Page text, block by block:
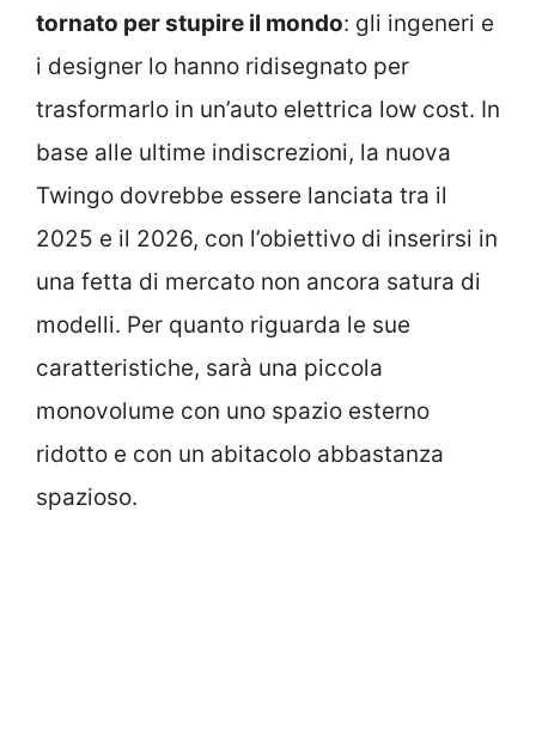
tornato per stupire il mondo: gli ingeneri e
i designer lo hanno ridisegnato per
trasformarlo in un’auto elettrica low cost. In
base alle ultime indiscrezioni, la nuova
Twingo dovrebbe essere lanciata tra il
2025 e il 2026, con l’obiettivo di inserirsi in
una fetta di mercato non ancora satura di
modelli. Per quanto riguarda le sue
caratteristiche, sarà una piccola
monovolume con uno spazio esterno
ridotto e con un abitacolo abbastanza
spazioso.